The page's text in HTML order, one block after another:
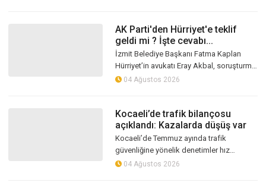
AK Parti'den Hürriyet'e teklif
geldi mi ? İşte cevabı...
İzmit Belediye Başkanı Fatma Kaplan
Hürriyet’in avukatı Eray Akbal, soruşturma
dosyasına ilişkin dikkat çeken
04 Ağustos 2026
Kocaeli’de trafik bilançosu
açıklandı: Kazalarda düşüş var
Kocaeli’de Temmuz ayında trafik
güvenliğine yönelik denetimler hız
kesmedi. Kent genelinde yaklaşık 400 bin
04 Ağustos 2026